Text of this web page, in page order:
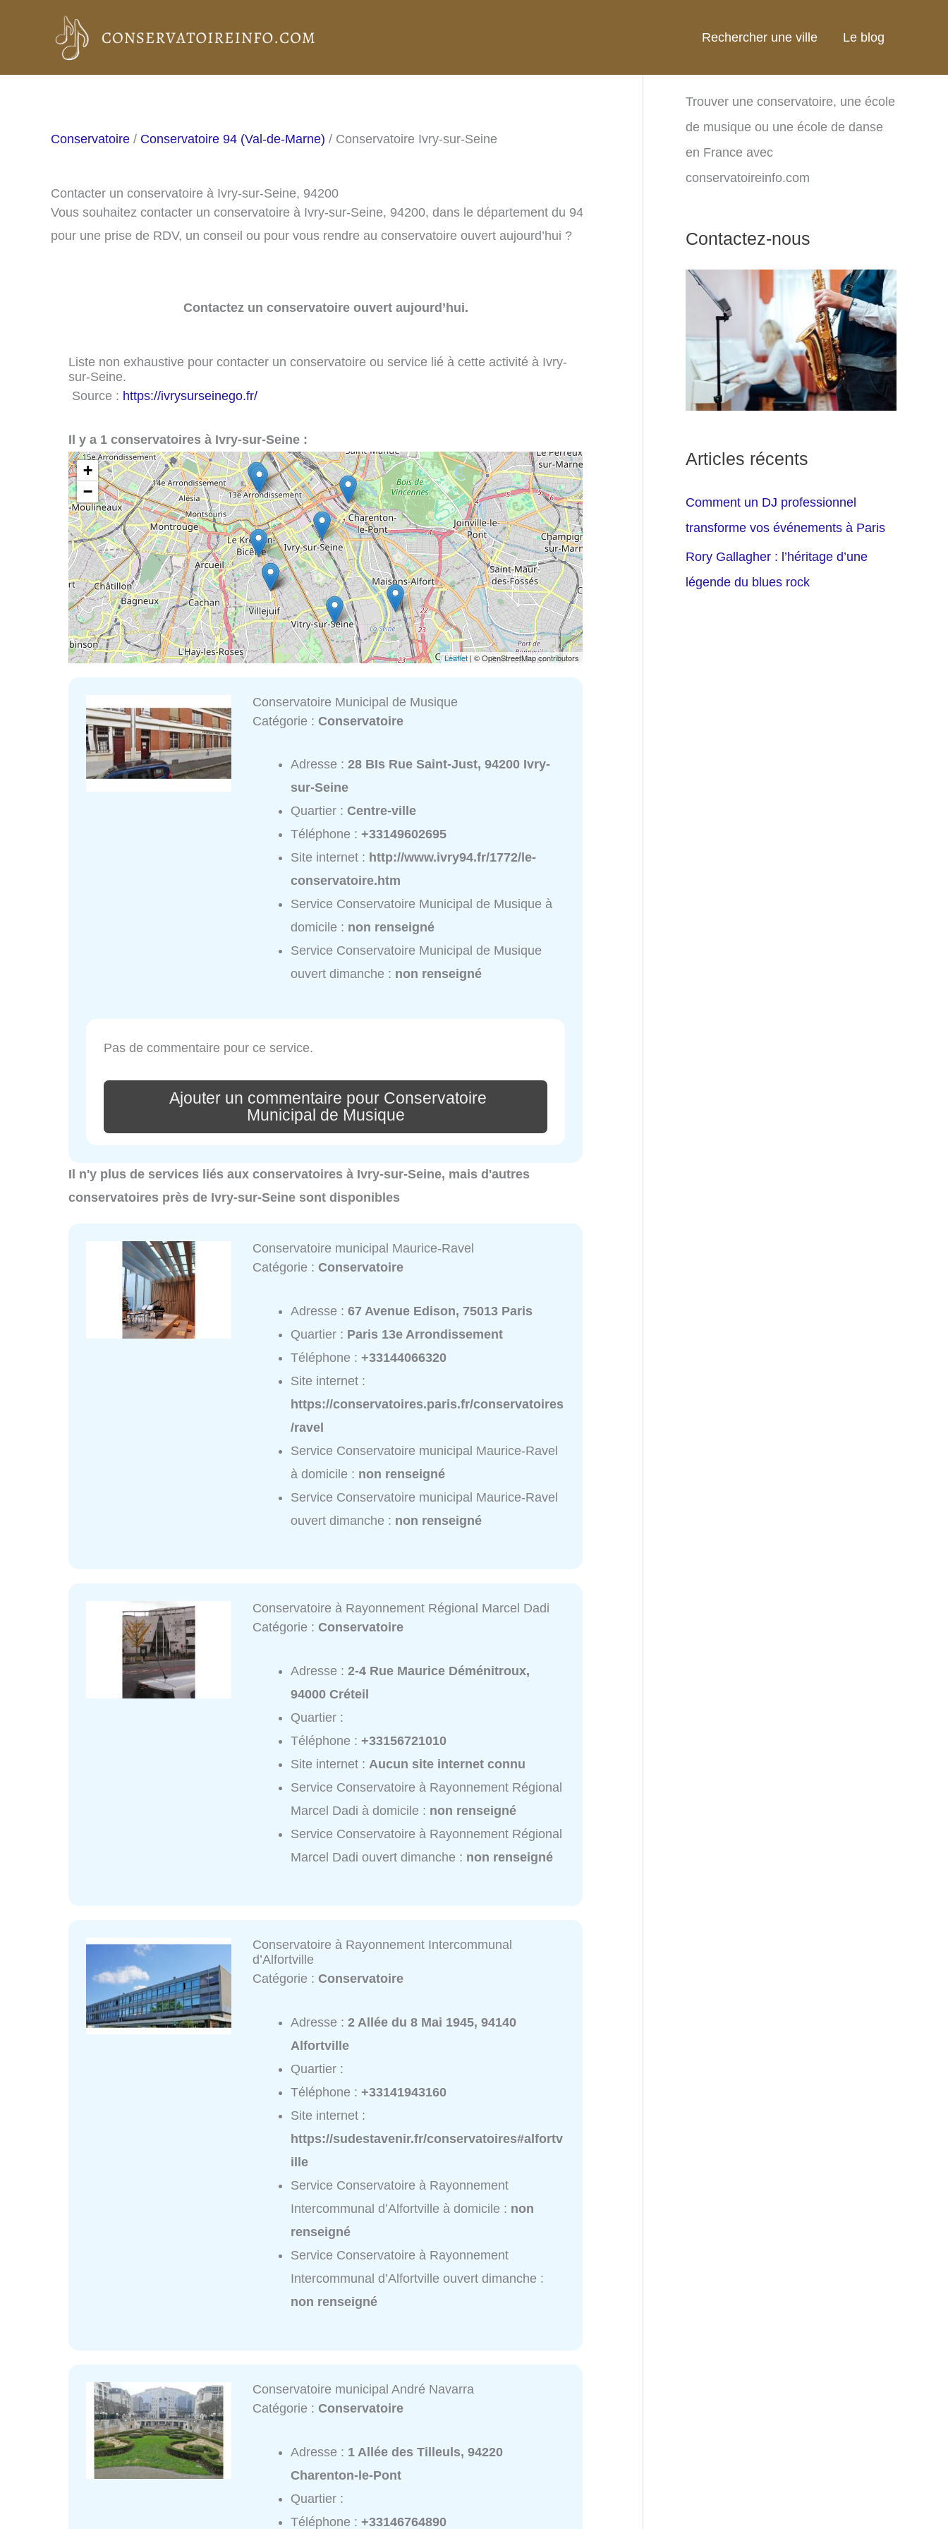
Rechercher une ville Le blog
Conservatoire / Conservatoire 94 (Val-de-Marne) / Conservatoire Ivry-sur-Seine
Contacter un conservatoire à Ivry-sur-Seine, 94200
Vous souhaitez contacter un conservatoire à Ivry-sur-Seine, 94200, dans le département du 94
pour une prise de RDV, un conseil ou pour vous rendre au conservatoire ouvert aujourd’hui ?
Contactez un conservatoire ouvert aujourd’hui.
Liste non exhaustive pour contacter un conservatoire ou service lié à cette activité à Ivry-
sur-Seine.
Source : https://ivrysurseinego.fr/
Il y a 1 conservatoires à Ivry-sur-Seine :
+
−
Leaflet | © OpenStreetMap contributors
Conservatoire Municipal de Musique
Catégorie :Conservatoire
Adresse :28 BIs Rue Saint-Just, 94200 Ivry-
sur-Seine
Quartier :Centre-ville
Téléphone :+33149602695
Site internet : http://www.ivry94.fr/1772/le-
conservatoire.htm
Service Conservatoire Municipal de Musique à
domicile : non renseigné
Service Conservatoire Municipal de Musique
ouvert dimanche : non renseigné
Pas de commentaire pour ce service.
Ajouter un commentaire pour Conservatoire
Municipal de Musique
Il n'y plus de services liés aux conservatoires à Ivry-sur-Seine, mais d'autres
conservatoires près de Ivry-sur-Seine sont disponibles
Conservatoire municipal Maurice-Ravel
Catégorie :Conservatoire
Adresse :67 Avenue Edison, 75013 Paris
Quartier : Paris 13e Arrondissement
Téléphone :+33144066320
Site internet :
https://conservatoires.paris.fr/conservatoires
/ravel
Service Conservatoire municipal Maurice-Ravel
à domicile : non renseigné
Service Conservatoire municipal Maurice-Ravel
ouvert dimanche : non renseigné
Conservatoire à Rayonnement Régional Marcel Dadi
Catégorie :Conservatoire
Adresse :2-4 Rue Maurice Déménitroux,
94000 Créteil
Quartier :
Téléphone :+33156721010
Site internet : Aucun site internet connu
Service Conservatoire à Rayonnement Régional
Marcel Dadi à domicile : non renseigné
Service Conservatoire à Rayonnement Régional
Marcel Dadi ouvert dimanche : non renseigné
Conservatoire à Rayonnement Intercommunal
d’Alfortville
Catégorie :Conservatoire
Adresse :2 Allée du 8 Mai 1945, 94140
Alfortville
Quartier :
Téléphone :+33141943160
Site internet :
https://sudestavenir.fr/conservatoires#alfortv
ille
Service Conservatoire à Rayonnement
Intercommunal d’Alfortville à domicile : non
renseigné
Service Conservatoire à Rayonnement
Intercommunal d’Alfortville ouvert dimanche :
non renseigné
Conservatoire municipal André Navarra
Catégorie :Conservatoire
Adresse : 1 Allée des Tilleuls, 94220
Charenton-le-Pont
Quartier :
Téléphone :+33146764890
Trouver une conservatoire, une école
de musique ou une école de danse
en France avec
conservatoireinfo.com
Contactez-nous
Articles récents
Comment un DJ professionnel
transforme vos événements à Paris
Rory Gallagher : l’héritage d’une
légende du blues rock